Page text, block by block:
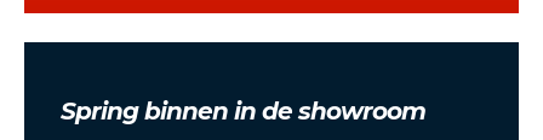
Spring binnen in de showroom